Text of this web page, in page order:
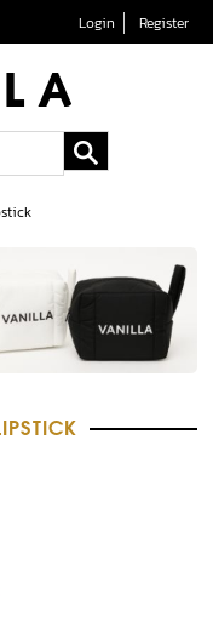
Login Register